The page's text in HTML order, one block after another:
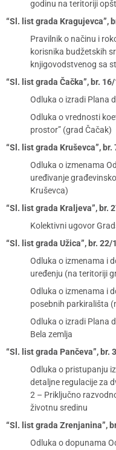
godinu na teritoriji
“Sl. list grada Kragujevca”,
Pravilnik o načinu i
korisnika budžetskih
knjigovodstvenog sa
“Sl. list grada Čačka”, br.
Odluka o izradi Plana
Odluka o vrednosti
prostor” (grad Čačak)
“Sl. list grada Kruševca”,
Odluka o izmenama
uređivanje
Kruševca)
“Sl. list grada Kraljeva”, br.
Kolektivni ugovor
“Sl. list grada Užica”, br.
Odluka o izmenama i
uređenju (na teritoriji
Odluka o izmenama i
posebnih parkirališta
Odluka o izradi Plana
Bela zemlja
“Sl. list grada Pančeva”, br.
Odluka o pristupanju
detaljne regulacije za
2 – Priključno
životnu sredinu
“Sl. list grada Zrenjanina”,
Odluka o dopunama